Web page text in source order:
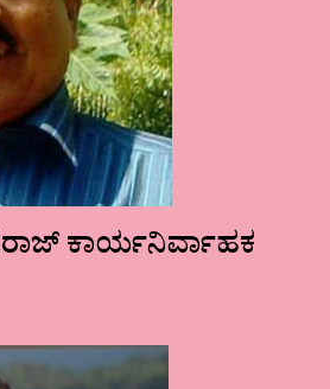
ಕಾರ್ಯನಿರ್ವಾಹಕ